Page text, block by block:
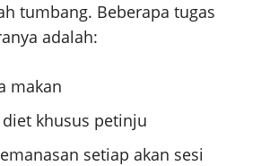
tumbang. Beberapa tugas
adalah:
makan
khusus petinju
setiap akan sesi